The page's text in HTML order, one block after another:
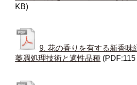
KB)
9. 花の香りを有する新香味
萎凋処理技術と適性品種